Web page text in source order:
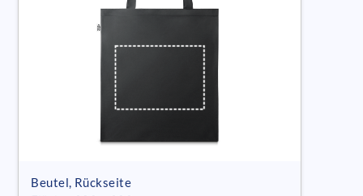
Beutel, Rückseite